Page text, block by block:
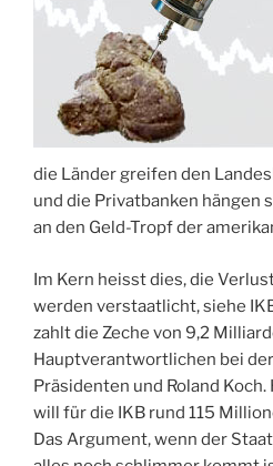
die Länder greifen den
und die Privatbanken hängen
an den Geld-Tropf der
Im Kern heisst dies, die
werden verstaatlicht, siehe
zahlt die Zeche von 9,2
Hauptverantwortlichen bei
Präsidenten und Roland
will für die IKB rund 115
Das Argument, wenn der